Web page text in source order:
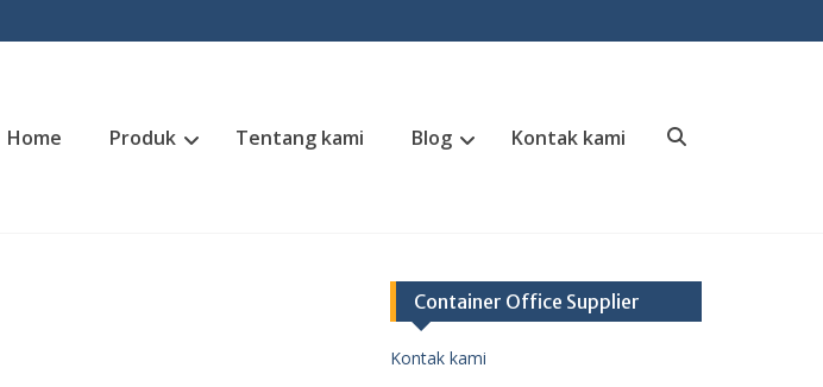
Home Produk Tentang kami Blog Kontak kami
Container Office Supplier
Kontak kami